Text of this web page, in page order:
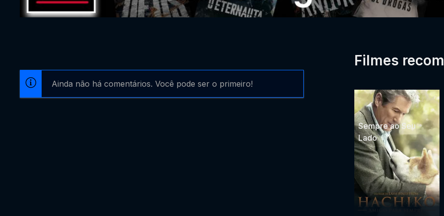
Ainda não há comentários. Você pode ser o primeiro!
Filmes
Sempre ao Seu
Lado